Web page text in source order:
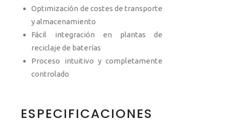
Optimización de costes de transporte
y almacenamiento
Fácil integración en plantas de
reciclaje de baterías
Proceso intuitivo y completamente
controlado
ESPECIFICACIONES